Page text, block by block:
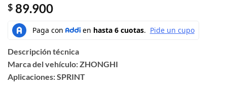
$ 89.900
Descripción técnica
Marca del vehículo: ZHONGHI
Aplicaciones: SPRINT